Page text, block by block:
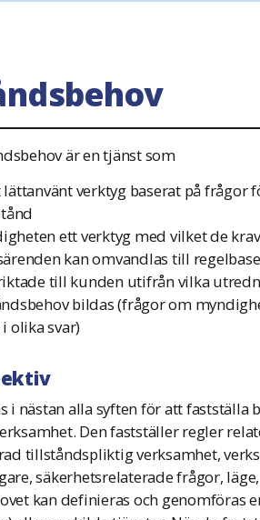
är en tjänst som
verktyg baserat på frågor
ett verktyg med vilket de
kan omvandlas till
till kunden utifrån vilka
bildas (frågor om
olika svar)
nästan alla syften för att fastställa
Den fastställer regler
tillståndspliktig verksamhet,
säkerhetsrelaterade frågor,
kan definieras och genomföras